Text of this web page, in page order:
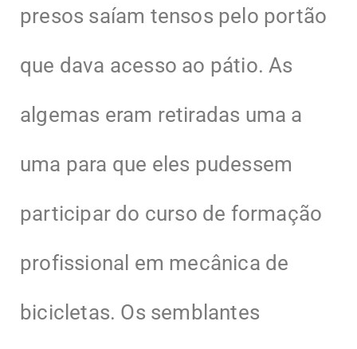
presos saíam tensos pelo portão
que dava acesso ao pátio. As
algemas eram retiradas uma a
uma para que eles pudessem
participar do curso de formação
profissional em mecânica de
bicicletas. Os semblantes